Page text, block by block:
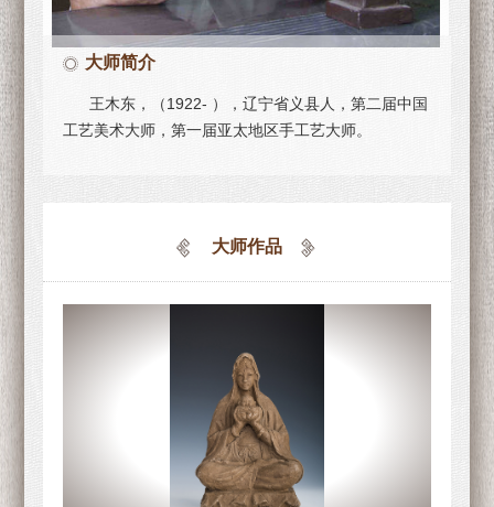
大师简介
王木东，（1922- ），辽宁省义县人，第二届中国
工艺美术大师，第一届亚太地区手工艺大师。
大师作品